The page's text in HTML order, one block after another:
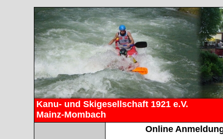
Kanu- und Skigesellschaft 1921 e.V.
Mainz-Mombach
Online